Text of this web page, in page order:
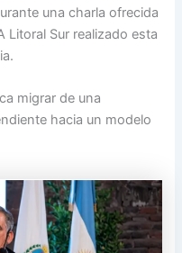
una charla ofrecida
Litoral Sur realizado esta
migrar de una
hacia un modelo